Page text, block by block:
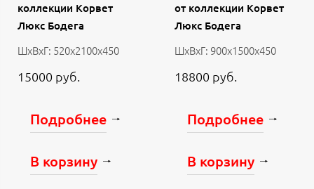
коллекции Корвет
Люкс Бодега
ШхВхГ: 520х2100х450
15000 руб.
Подробнее
В корзину
от коллекции Корвет
Люкс Бодега
ШхВхГ: 900х1500х450
18800 руб.
Подробнее
В корзину